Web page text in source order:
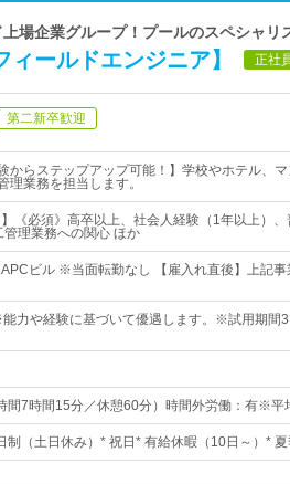
場企業グループ！プールのスペシャリ
ールドエンジニア】 正社
第二新卒歓迎
からステップアップ可能！】学校やホテル、
理業務を担当します。
《必須》高卒以上、社会人経験（1年以上）、
理業務への関心 ほか
ビル ※当面転勤なし 【雇入れ直後】上記事
力や経験に基づいて優遇します。※試用期間
間7時間15分／休憩60分）時間外労働：有※
制（土日休み）* 祝日* 有給休暇（10日～）*